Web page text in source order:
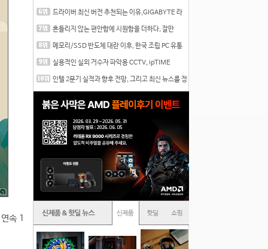
속 1
드라이버 최신 버전 추천되는 이유,GIGABYTE 라
흔들리지 않는 편안함에 시원함을 더하다, 잘만
메모리/SSD 반도체 대란 이후, 한국 조립 PC 유통
실용적인 실외 거수자 파악용 CCTV, ipTIME
인텔 2분기 실적과 향후 전망, 그리고 최신 뉴스를 정